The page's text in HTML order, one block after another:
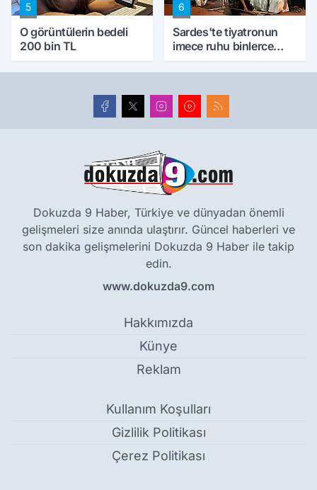
5
O görüntülerin bedeli
200 bin TL
6
Sardes'te tiyatronun
imece ruhu binlerce
Dokuzda 9 Haber, Türkiye ve dünyadan önemli
gelişmeleri size anında ulaştırır. Güncel haberleri ve
son dakika gelişmelerini Dokuzda 9 Haber ile takip
edin.
www.dokuzda9.com
Hakkımızda
Künye
Reklam
Kullanım Koşulları
Gizlilik Politikası
Çerez Politikası